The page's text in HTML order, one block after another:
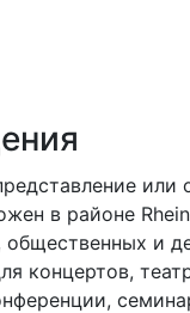
в районе
общественных и
концертов,